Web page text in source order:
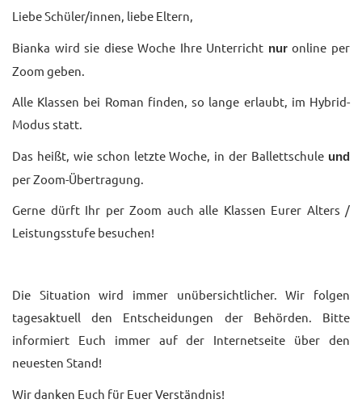
IM BALLETTSAAL
BILDER
FAQ
KONTAKT
Liebe Schüler/innen, liebe Eltern,
Bianka wird sie diese Woche Ihre Unterricht nuronline per
Zoom geben.
Alle Klassen bei Roman finden, so lange erlaubt, im Hybrid-
Modus statt.
Das heißt, wie schon letzte Woche, in der Ballettschule und
per Zoom-Übertragung.
Gerne dürft Ihr per Zoom auch alle Klassen Eurer Alters /
Leistungsstufe besuchen!
Die Situation wird immer unübersichtlicher. Wir folgen
tagesaktuell den Entscheidungen der Behörden. Bitte
informiert Euch immer auf der Internetseite über den
neuesten Stand!
Wir danken Euch für Euer Verständnis!